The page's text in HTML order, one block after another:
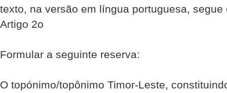
texto, na versão em língua portuguesa, segue
Artigo 2o
Formular a seguinte reserva:
O topónimo/topônimo Timor-Leste,